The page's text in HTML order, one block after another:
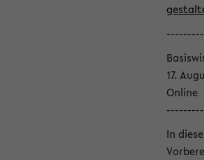
17.
Online
In